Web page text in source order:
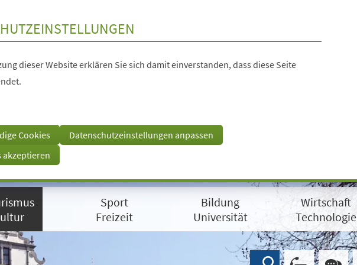
dieser Website erklären Sie sich damit einverstanden, dass diese Seite
Cookies
Datenschutzeinstellungen anpassen
akzeptieren
Sport
Freizeit
Bildung
Universität
Wirtschaft
Technologie